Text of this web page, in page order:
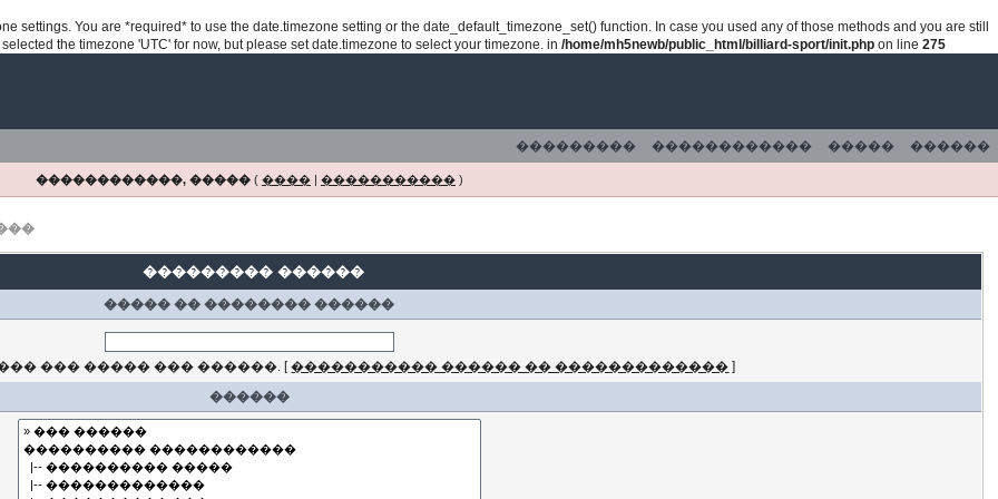
settings. You are *required* to use the date.timezone setting or the date_default_timezone_set() function. In case you used any of those methods and you are still
the timezone 'UTC' for now, but please set date.timezone to select your timezone. in /home/mh5newb/public_html/billiard-sport/init.php on line 275
������
�����
������������
���������
������������, ����� ( ���� | ����������� )
��������� ������
����� �� �������� ������
��� ����� ��� ������. [����������� ������ �� ������������� ]
������